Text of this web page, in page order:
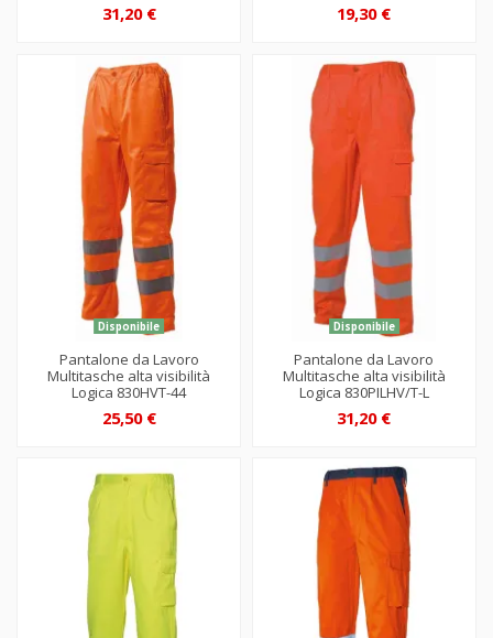
31,20 € 19,30 €
Disponibile
Pantalone da Lavoro
Multitasche alta visibilità
Logica 830HVT-44
25,50 €
Disponibile
Pantalone da Lavoro
Multitasche alta visibilità
Logica 830PILHV/T-L
31,20 €